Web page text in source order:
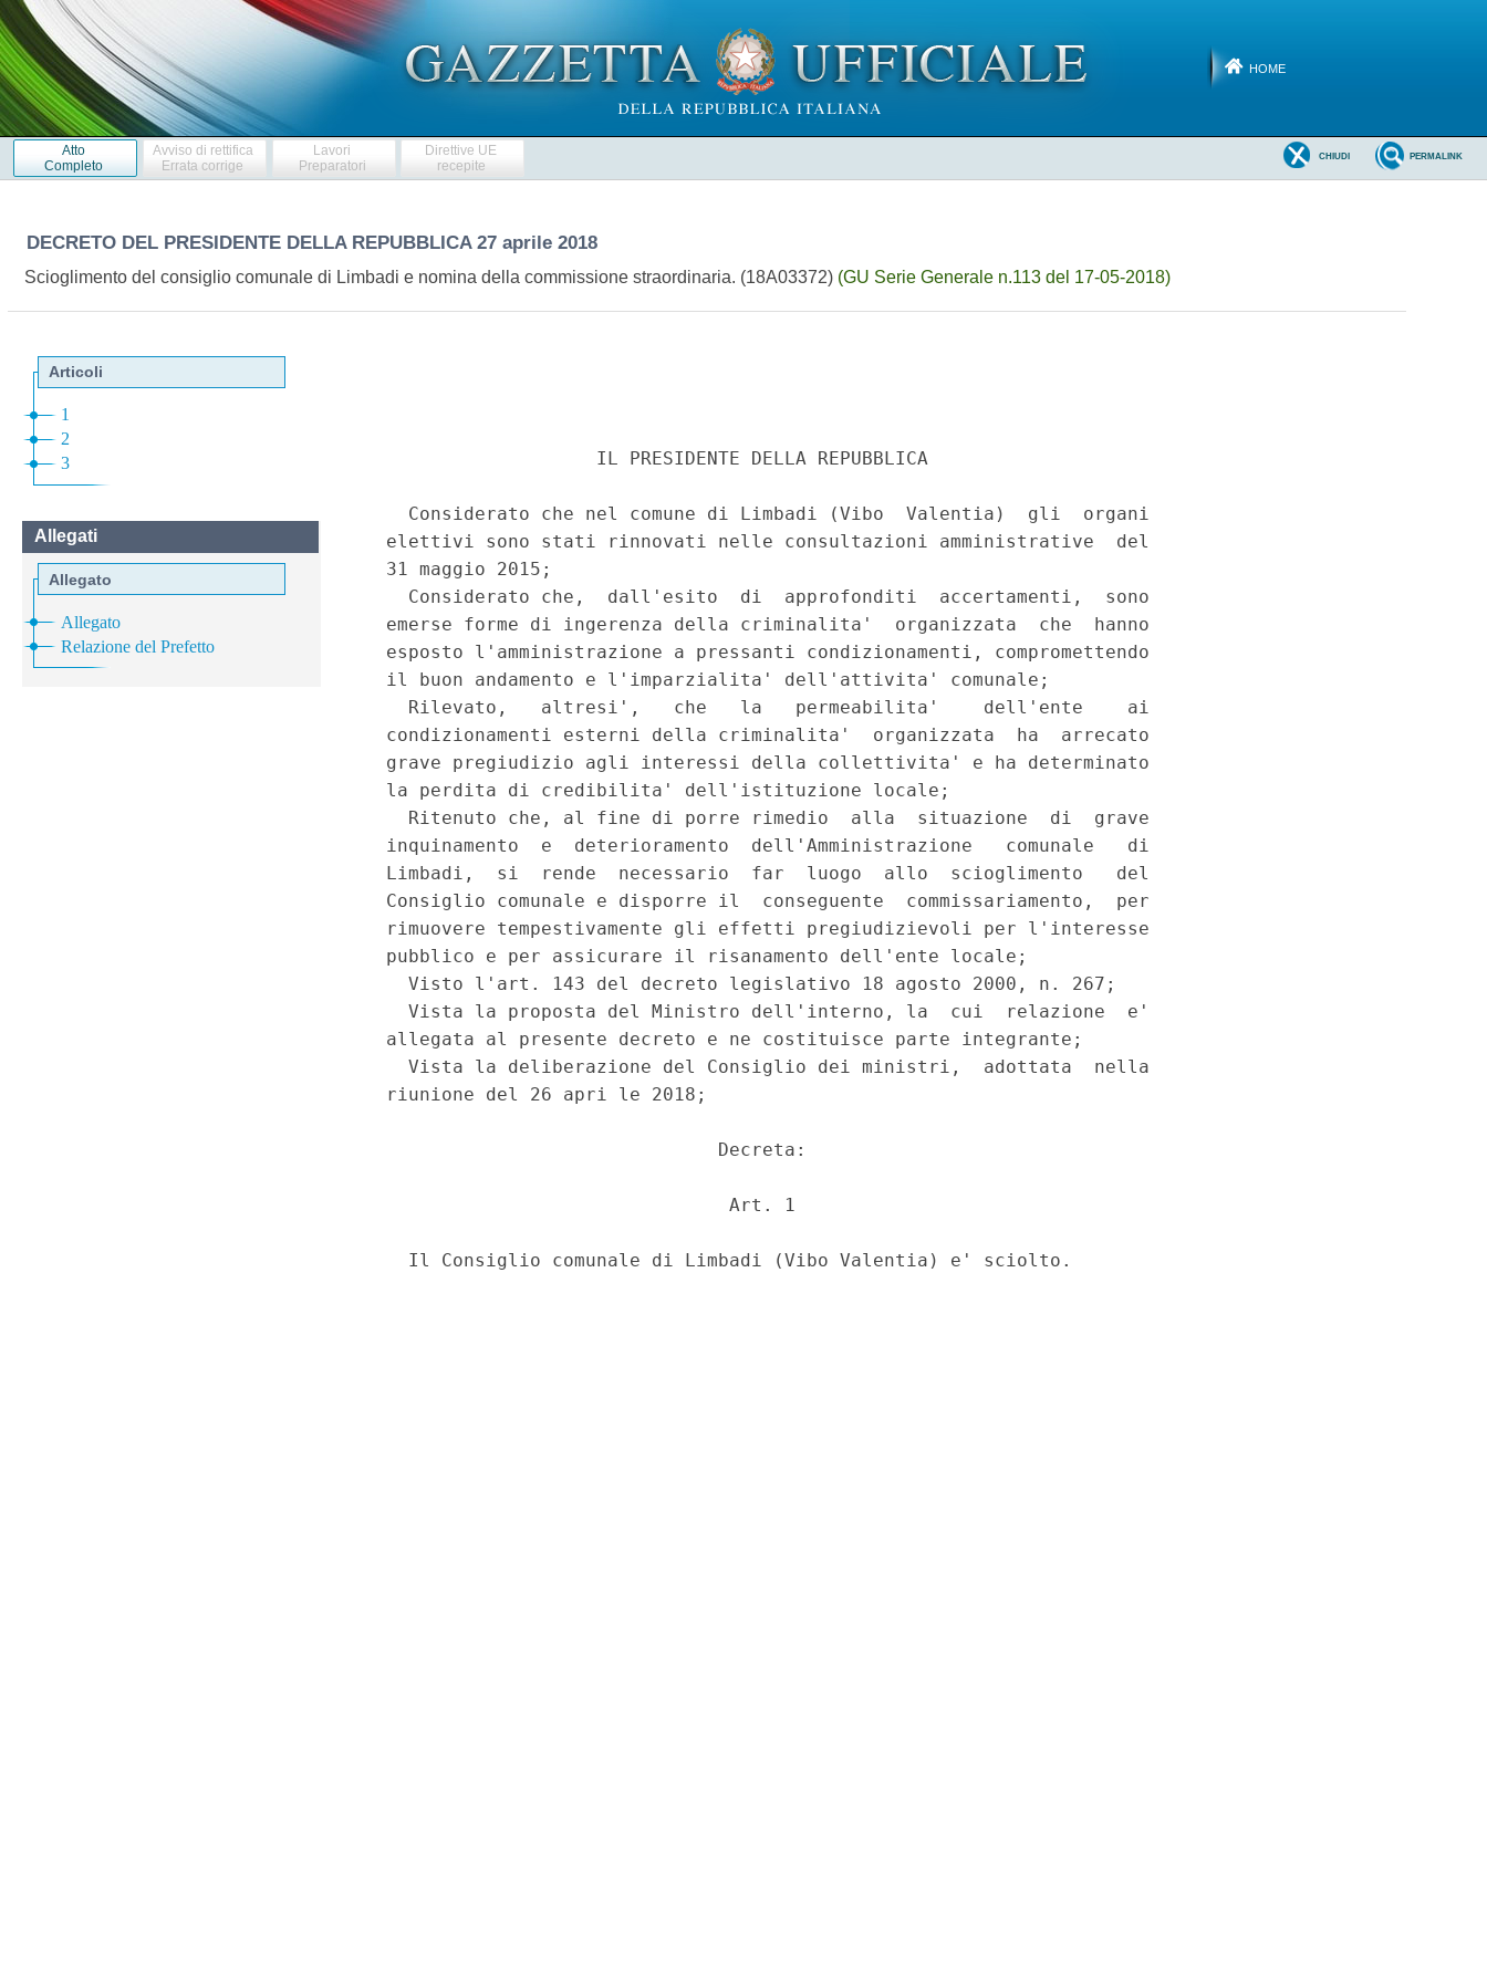
HOME
Atto
Completo
Avviso di rettifica
Errata corrige
Lavori
Preparatori
Direttive UE
recepite
PERMALINK
CHIUDI
DECRETO DEL PRESIDENTE DELLA REPUBBLICA 27 aprile 2018
Scioglimento del consiglio comunale di Limbadi e nomina della commissione straordinaria. (18A03372) (GU Serie Generale n.113 del 17-05-2018)